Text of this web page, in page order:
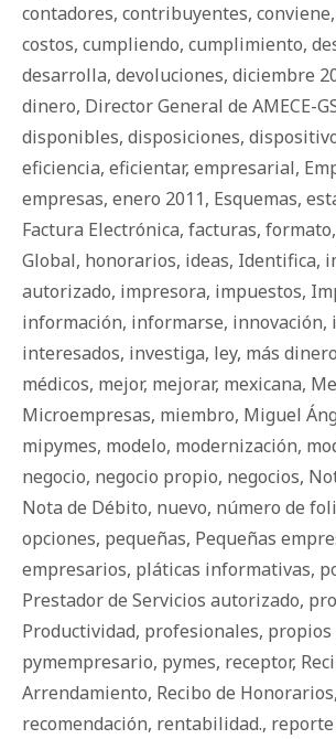
contadores, contribuyentes, conviene,
costos, cumpliendo, cumplimiento,
desarrolla, devoluciones, diciembre
dinero, Director General de AMECE-
disponibles, disposiciones,
eficiencia, eficientar, empresarial,
empresas, enero 2011, Esquemas,
Factura Electrónica, facturas, formato,
Global, honorarios, ideas, Identifica,
autorizado, impresora, impuestos,
información, informarse, innovación,
interesados, investiga, ley, más dinero
médicos, mejor, mejorar, mexicana,
Microempresas, miembro, Miguel
mipymes, modelo, modernización,
negocio, negocio propio, negocios,
Nota de Débito, nuevo, número de
opciones, pequeñas, Pequeñas
empresarios, pláticas informativas,
Prestador de Servicios autorizado,
Productividad, profesionales, propios
pymempresario, pymes, receptor,
Arrendamiento, Recibo de Honorarios,
recomendación, rentabilidad.,